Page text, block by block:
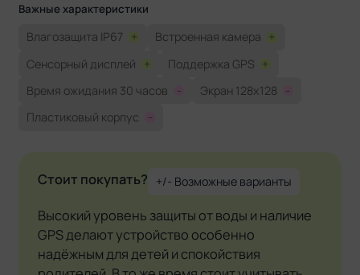
Важные характеристики
Влагозащита IP67 + Встроенная камера +
Сенсорный дисплей + Поддержка GPS +
Время ожидания 30 часов
- Экран 128x128
-
Пластиковый корпус
-
Стоит покупать? +/- Возможные варианты
Высокий уровень защиты от воды и наличие
GPS делают устройство особенно
надёжным для детей и спокойствия